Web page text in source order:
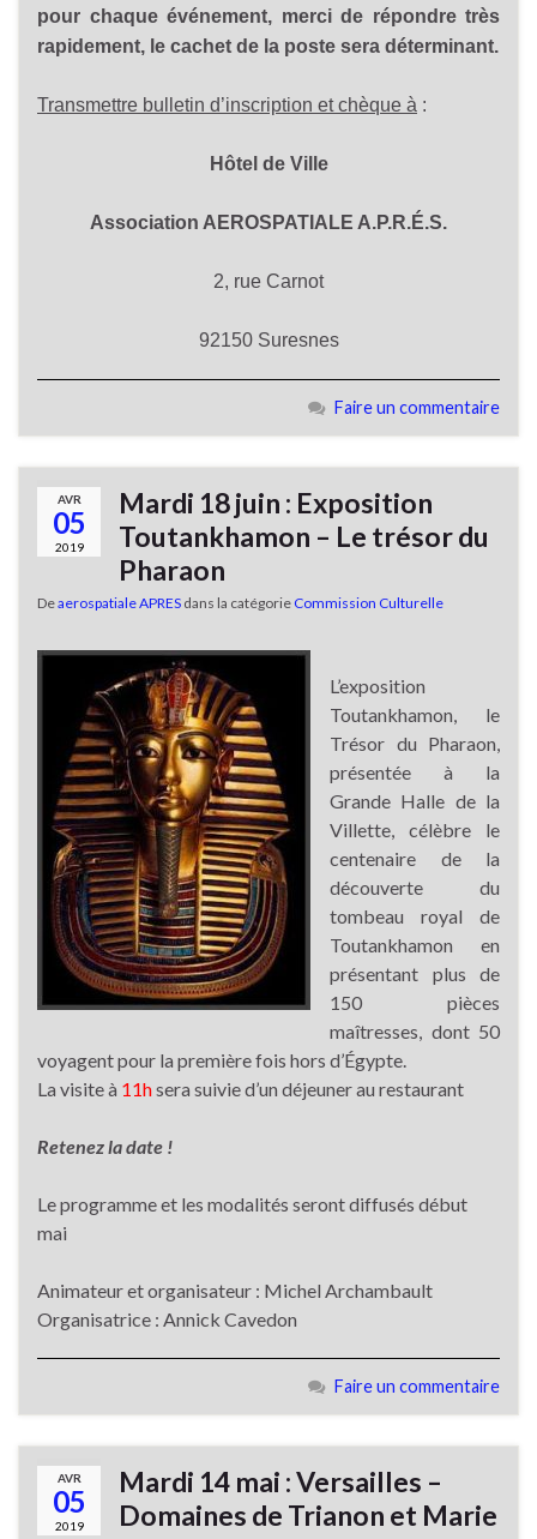
pour chaque événement, merci de répondre très
rapidement, le cachet de la poste sera déterminant.
Transmettre bulletin d’inscription et chèque à :
Hôtel de Ville
Association AEROSPATIALE A.P.R.É.S.
2, rue Carnot
92150 Suresnes
Faire un commentaire
AVR
05
2019
Mardi 18 juin : Exposition
Toutankhamon – Le trésor du
Pharaon
Deaerospatiale APRES dans la catégorie Commission Culturelle
L’exposition
Toutankhamon, le
Trésor du Pharaon,
présentée à la
Grande Halle de la
Villette, célèbre le
centenaire de la
découverte du
tombeau royal de
Toutankhamon en
présentant plus de
150 pièces
maîtresses, dont 50
voyagent pour la première fois hors d’Égypte.
La visite à 11hsera suivie d’un déjeuner au restaurant
Retenez la date !
Le programme et les modalités seront diffusés début
mai
Animateur et organisateur : Michel Archambault
Organisatrice : Annick Cavedon
Faire un commentaire
AVR
05
2019
Mardi 14 mai : Versailles –
Domaines de Trianon et Marie